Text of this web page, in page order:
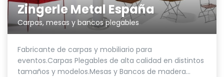
Zingerle Metal España
Carpas, mesas y bancos plegables
Fabricante de carpas y mobiliario para
eventos.Carpas Plegables de alta calidad en distintos
tamaños y modelos.Mesas y Bancos de madera...